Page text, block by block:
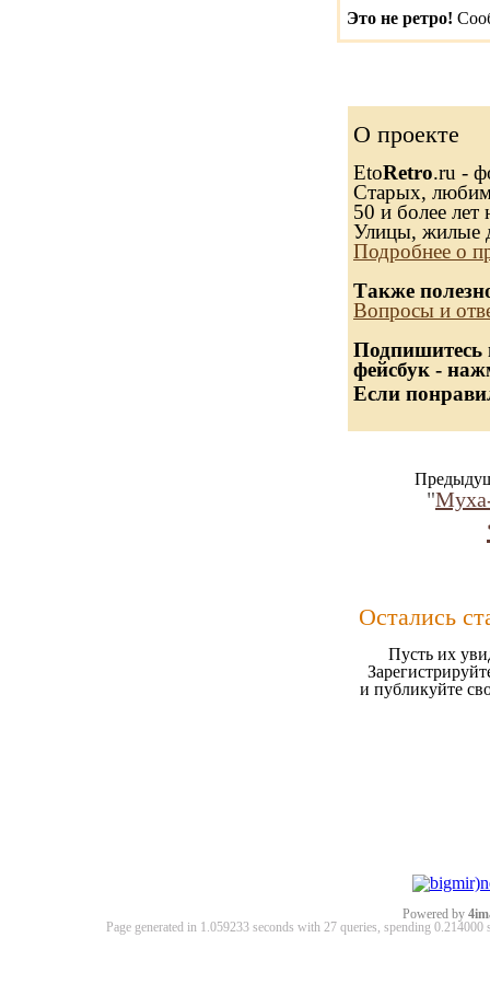
Это не ретро!
О проекте
EtoRetro.ru -
Старых,
50 и более лет
Улицы, жилые
Подробнее о
Также
Вопросы и
Подпишитесь
фейсбук -
Если
"
Остались
Пусть их
и публикуйте
Powered by
Page generated in 1.059233 seconds with 27 queries, spending